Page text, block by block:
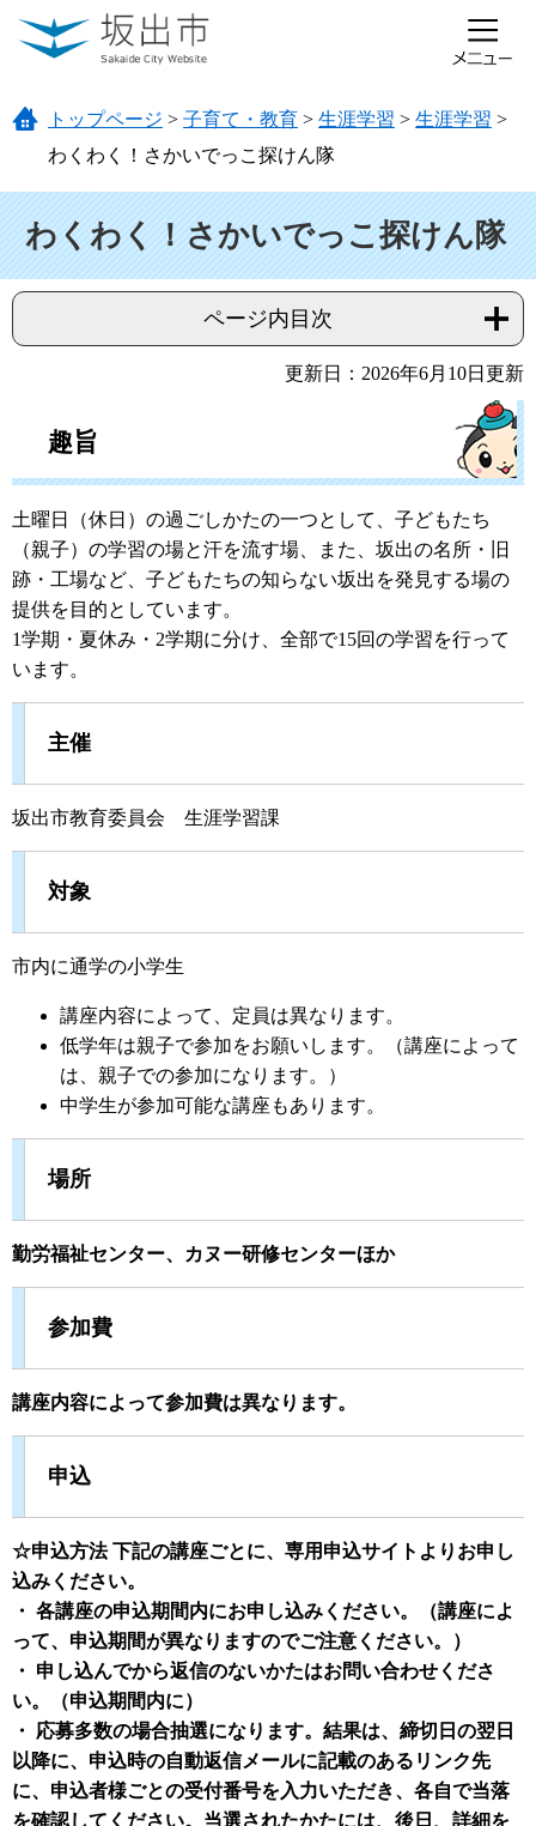
ページの先頭です。
メニューを飛ばして本文へ
トップページ > 子育て・教育 > 生涯学習 > 生涯学習 >
わくわく！さかいでっこ探けん隊
わくわく！さかいでっこ探けん隊
ページ内目次
更新日：2026年6月10日更新
趣旨
土曜日（休日）の過ごしかたの一つとして、子どもたち
（親子）の学習の場と汗を流す場、また、坂出の名所・旧
跡・工場など、子どもたちの知らない坂出を発見する場の
提供を目的としています。
1学期・夏休み・2学期に分け、全部で15回の学習を行って
います。
主催
坂出市教育委員会 生涯学習課
対象
市内に通学の小学生
講座内容によって、定員は異なります。
低学年は親子で参加をお願いします。（講座によって
は、親子での参加になります。）
中学生が参加可能な講座もあります。
場所
勤労福祉センター、カヌー研修センターほか
参加費
講座内容によって参加費は異なります。
申込
☆申込方法 下記の講座ごとに、専用申込サイトよりお申し
込みください。
・ 各講座の申込期間内にお申し込みください。（講座によ
って、申込期間が異なりますのでご注意ください。）
・ 申し込んでから返信のないかたはお問い合わせくださ
い。（申込期間内に）
・ 応募多数の場合抽選になります。結果は、締切日の翌日
以降に、申込時の自動返信メールに記載のあるリンク先
に、申込者様ごとの受付番号を入力いただき、各自で当落
を確認してください。当選されたかたには、後日、詳細を